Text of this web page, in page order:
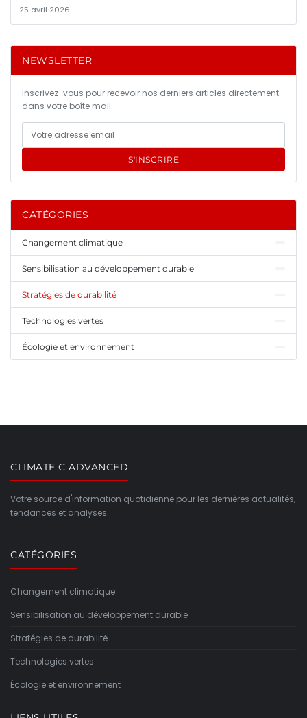
25 avril 2026
NEWSLETTER
Inscrivez-vous pour recevoir nos derniers articles directement
dans votre boîte mail.
S'INSCRIRE
CATÉGORIES
Changement climatique
Sensibilisation au développement durable
Stratégies de durabilité
Technologies vertes
Écologie et environnement
CLIMATE C ADVANCED
Votre source d'information quotidienne pour les dernières actualités,
tendances et analyses.
CATÉGORIES
Changement climatique
Sensibilisation au développement durable
Stratégies de durabilité
Technologies vertes
Écologie et environnement